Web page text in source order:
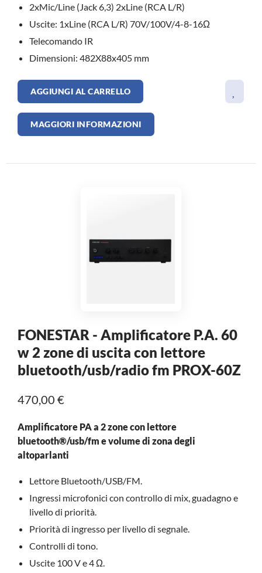
2xMic/Line (Jack 6,3) 2xLine (RCA L/R)
Uscite: 1xLine (RCA L/R) 70V/100V/4-8-16Ω
Telecomando IR
Dimensioni: 482X88x405 mm
AGGIUNGI AL CARRELLO
MAGGIORI INFORMAZIONI
FONESTAR - Amplificatore P.A. 60
w 2 zone di uscita con lettore
bluetooth/usb/radio fm PROX-60Z
470,00 €
Amplificatore PA a 2 zone con lettore
bluetooth®/usb/fm e volume di zona degli
altoparlanti
Lettore Bluetooth/USB/FM.
Ingressi microfonici con controllo di mix, guadagno e
livello di priorità.
Priorità di ingresso per livello di segnale.
Controlli di tono.
Uscite 100 V e 4 Ω.